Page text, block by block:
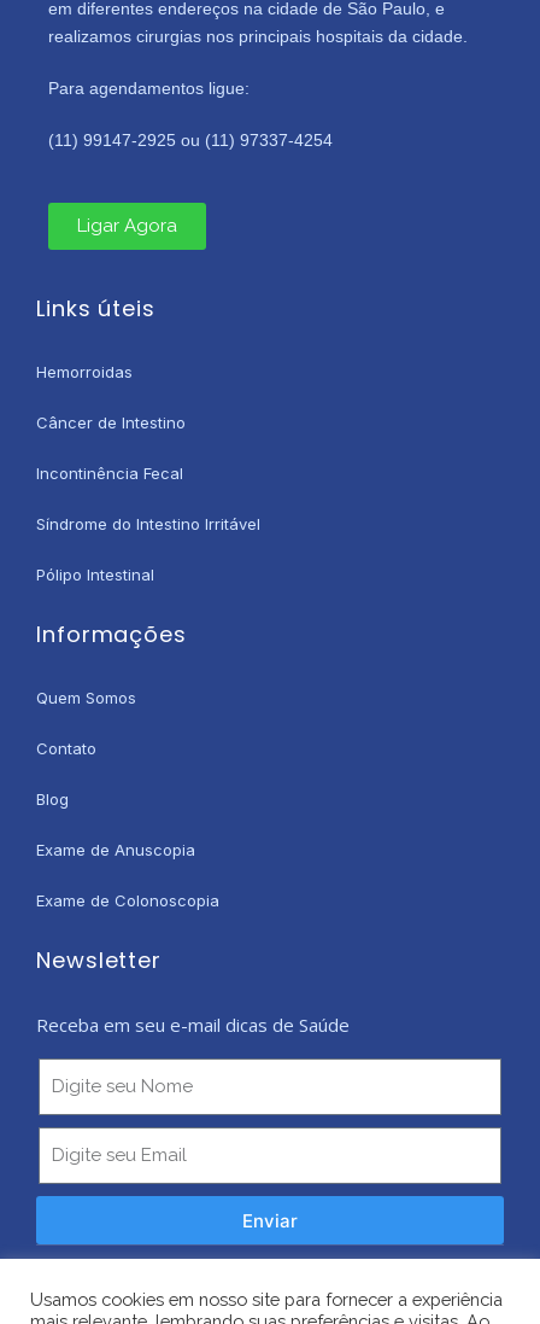
em diferentes endereços na cidade de São Paulo, e
realizamos cirurgias nos principais hospitais da cidade.
Para agendamentos ligue:
(11) 99147-2925 ou (11) 97337-4254
Ligar Agora
Links úteis
Hemorroidas
Câncer de Intestino
Incontinência Fecal
Síndrome do Intestino Irritável
Pólipo Intestinal
Informações
Quem Somos
Contato
Blog
Exame de Anuscopia
Exame de Colonoscopia
Newsletter
Receba em seu e-mail dicas de Saúde
Enviar
Usamos cookies em nosso site para fornecer a experiência